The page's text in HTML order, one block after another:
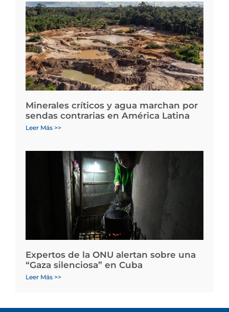
Minerales críticos y agua marchan por
sendas contrarias en América Latina
Leer Más >>
Expertos de la ONU alertan sobre una
“Gaza silenciosa” en Cuba
Leer Más >>